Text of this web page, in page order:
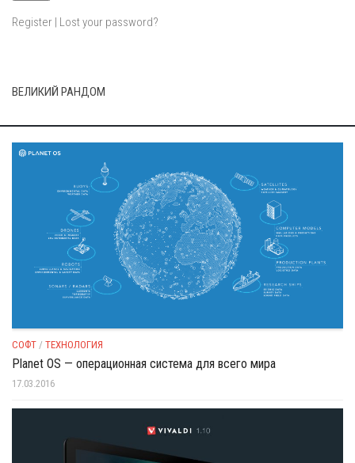
Register | Lost your password?
ВЕЛИКИЙ РАНДОМ
СОФТ / ТЕХНОЛОГИЯ
Planet OS — операционная система для всего мира
17.03.2016